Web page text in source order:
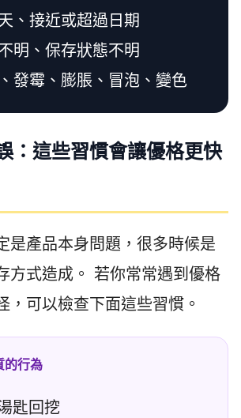
、接近或超過日期
明、保存狀態不明
發霉、膨脹、冒泡、變色
：這些習慣會讓優格更快
是產品本身問題，很多時候是
方式造成。 若你常常遇到優格
，可以檢查下面這些習慣。
的行為
匙回挖